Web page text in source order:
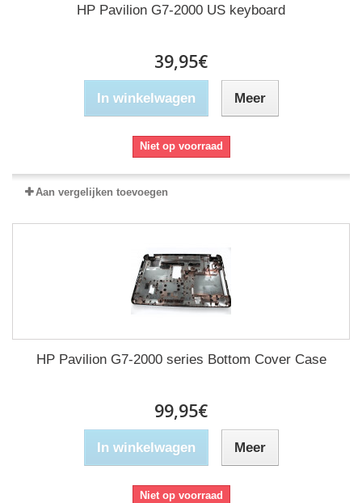
HP Pavilion G7-2000 US keyboard
39,95€
In winkelwagen Meer
Niet op voorraad
Aan vergelijken toevoegen
HP Pavilion G7-2000 series Bottom Cover Case
99,95€
In winkelwagen Meer
Niet op voorraad